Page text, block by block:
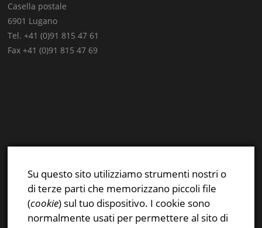
Casella postale
6901 Lugano
Tel. +41 (0)91 815 47 61
Fax +41 (0)91 815 47 69
Instagram
Privacy & Cookies Policy
Su questo sito utilizziamo strumenti nostri o
di terze parti che memorizzano piccoli file
(cookie) sul tuo dispositivo. I cookie sono
normalmente usati per permettere al sito di